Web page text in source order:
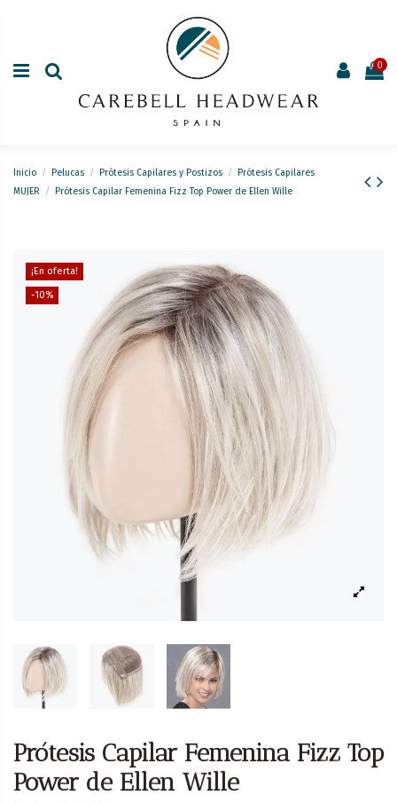
0
Inicio Pelucas Prótesis Capilares y Postizos
Prótesis Capilares
MUJER
Prótesis Capilar Femenina Fizz Top Power de Ellen Wille
¡En oferta!
-10%
Prótesis Capilar Femenina Fizz Top
Power de Ellen Wille